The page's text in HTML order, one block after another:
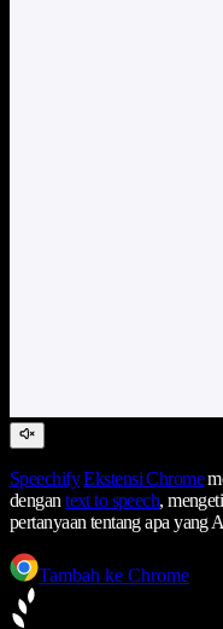
Speechify Ekstensi Chrome
dengantext to speech,
pertanyaan tentang apa yang
Tambah ke Chrome